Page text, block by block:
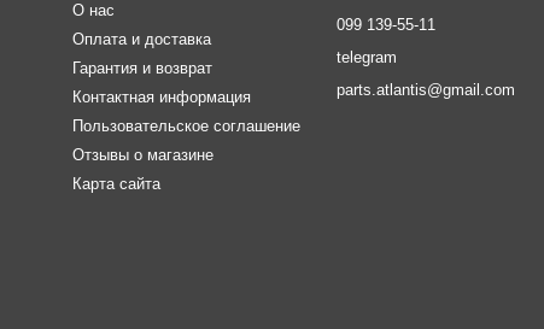
О нас
Оплата и доставка
Гарантия и возврат
Контактная информация
Пользовательское соглашение
Отзывы о магазине
Карта сайта
099 139-55-11
telegram
parts.atlantis@gmail.com